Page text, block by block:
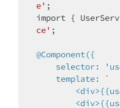
e'
import {
ce' ;
@Component({